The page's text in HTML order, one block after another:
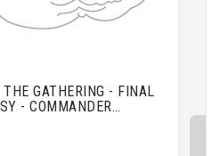
THE GATHERING - FINAL
- COMMANDER…